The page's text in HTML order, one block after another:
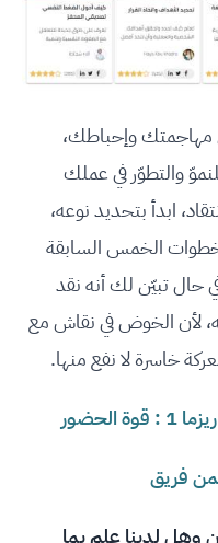
مهاجمتك وإحباطك،
والتطوّر في عملك
ابدأ بتحديد نوعه،
الخمس السابقة
حال تبيّن لك أنه نقد
لأن الخوض في نقاش مع
خاسرة لا نفع منها.
فريق
وهل لدينا علم بما